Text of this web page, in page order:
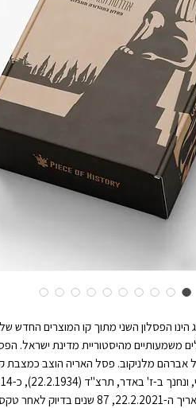
הפסלון השני מתוך קו המוצרים החדש
משמעותיים מהיסטוריית מדינת ישראל.
מלניקוב. פסל האריה הוצב כמצבת
בקרב. המהדורה הושקה בתאריך ה-22.2.2021,